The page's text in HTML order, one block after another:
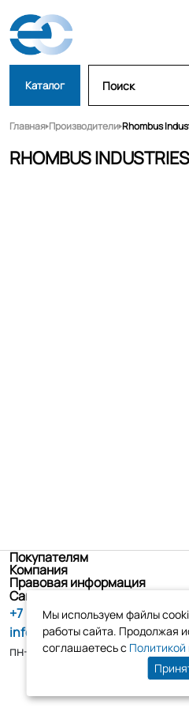
Каталог
Главная Производители Rhombus
RHOMBUS INDUSTRIES
Покупателям
Компания
Правовая информация
Санкт-Петербург, ул.
+7 (800) 555-86-90
info@tk-elko.ru
пн-пт, 10:00 - 18:00
Мы используем файлы
работы сайта. Продолжая
соглашаетесь с Политикой